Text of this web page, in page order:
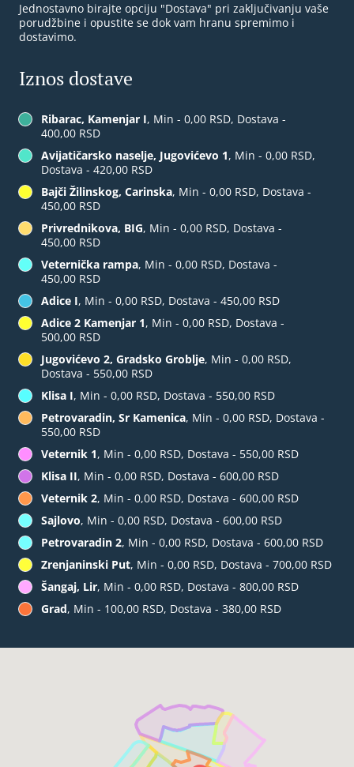
Jednostavno birajte opciju "Dostava" pri zaključivanju vaše
porudžbine i opustite se dok vam hranu spremimo i
dostavimo.
Iznos dostave
Ribarac, Kamenjar I, Min - 0,00 RSD, Dostava -
400,00 RSD
Avijatičarsko naselje, Jugovićevo 1, Min - 0,00 RSD,
Dostava - 420,00 RSD
Bajči Žilinskog, Carinska, Min - 0,00 RSD, Dostava -
450,00 RSD
Privrednikova, BIG, Min - 0,00 RSD, Dostava -
450,00 RSD
Veternička rampa, Min - 0,00 RSD, Dostava -
450,00 RSD
Adice I, Min - 0,00 RSD, Dostava - 450,00 RSD
Adice 2 Kamenjar 1, Min - 0,00 RSD, Dostava -
500,00 RSD
Jugovićevo 2, Gradsko Groblje, Min - 0,00 RSD,
Dostava - 550,00 RSD
Klisa I, Min - 0,00 RSD, Dostava - 550,00 RSD
Petrovaradin, Sr Kamenica, Min - 0,00 RSD, Dostava -
550,00 RSD
Veternik 1, Min - 0,00 RSD, Dostava - 550,00 RSD
Klisa II, Min - 0,00 RSD, Dostava - 600,00 RSD
Veternik 2, Min - 0,00 RSD, Dostava - 600,00 RSD
Sajlovo, Min - 0,00 RSD, Dostava - 600,00 RSD
Petrovaradin 2, Min - 0,00 RSD, Dostava - 600,00 RSD
Zrenjaninski Put, Min - 0,00 RSD, Dostava - 700,00 RSD
Šangaj, Lir, Min - 0,00 RSD, Dostava - 800,00 RSD
Grad, Min - 100,00 RSD, Dostava - 380,00 RSD